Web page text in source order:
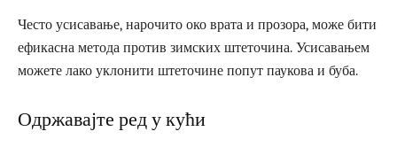
Често усисавање, нарочито око врата и прозора, може бити
ефикасна метода против зимских штеточина. Усисавањем
можете лако уклонити штеточине попут паукова и буба.
Одржавајте ред у кући